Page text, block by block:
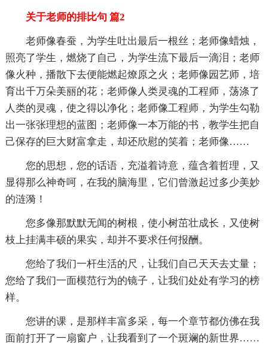
关于老师的排比句 篇2
老师像春蚕，为学生吐出最后一根丝；老师像蜡烛，
照亮了学生，燃烧了自己，为学生流下最后一滴泪；老师
像火种，播散下去便能燃起燎原之火；老师像园艺师，培
育出千万朵美丽的花；老师像人类灵魂的工程师，荡涤了
人类的灵魂，使之得以净化；老师像工程师，为学生勾勒
出一张张理想的蓝图；老师像一本万能的书，教学生把自
己保存的巨大财富拿走，却还欣慰的笑着；老师像……
您的思想，您的话语，充溢着诗意，蕴含着哲理，又
显得那么神奇呵，在我的脑海里，它们曾激起过多少美妙
的涟漪！
您多像那默默无闻的树根，使小树茁壮成长，又使树
枝上挂满丰硕的果实，却并不要求任何报酬。
您给了我们一杆生活的尺，让我们自己天天去丈量；
您给了我们一面模范行为的镜子，让我们处处有学习的榜
样。
您讲的课，是那样丰富多采，每一个章节都仿佛在我
面前打开了一扇窗户，让我看到了一个斑斓的新世界……